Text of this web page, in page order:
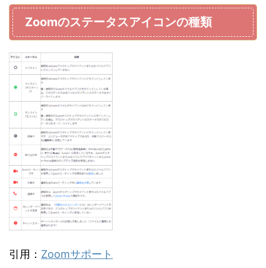
Zoomのステータスアイコンの種類
引用： Zoomサポート